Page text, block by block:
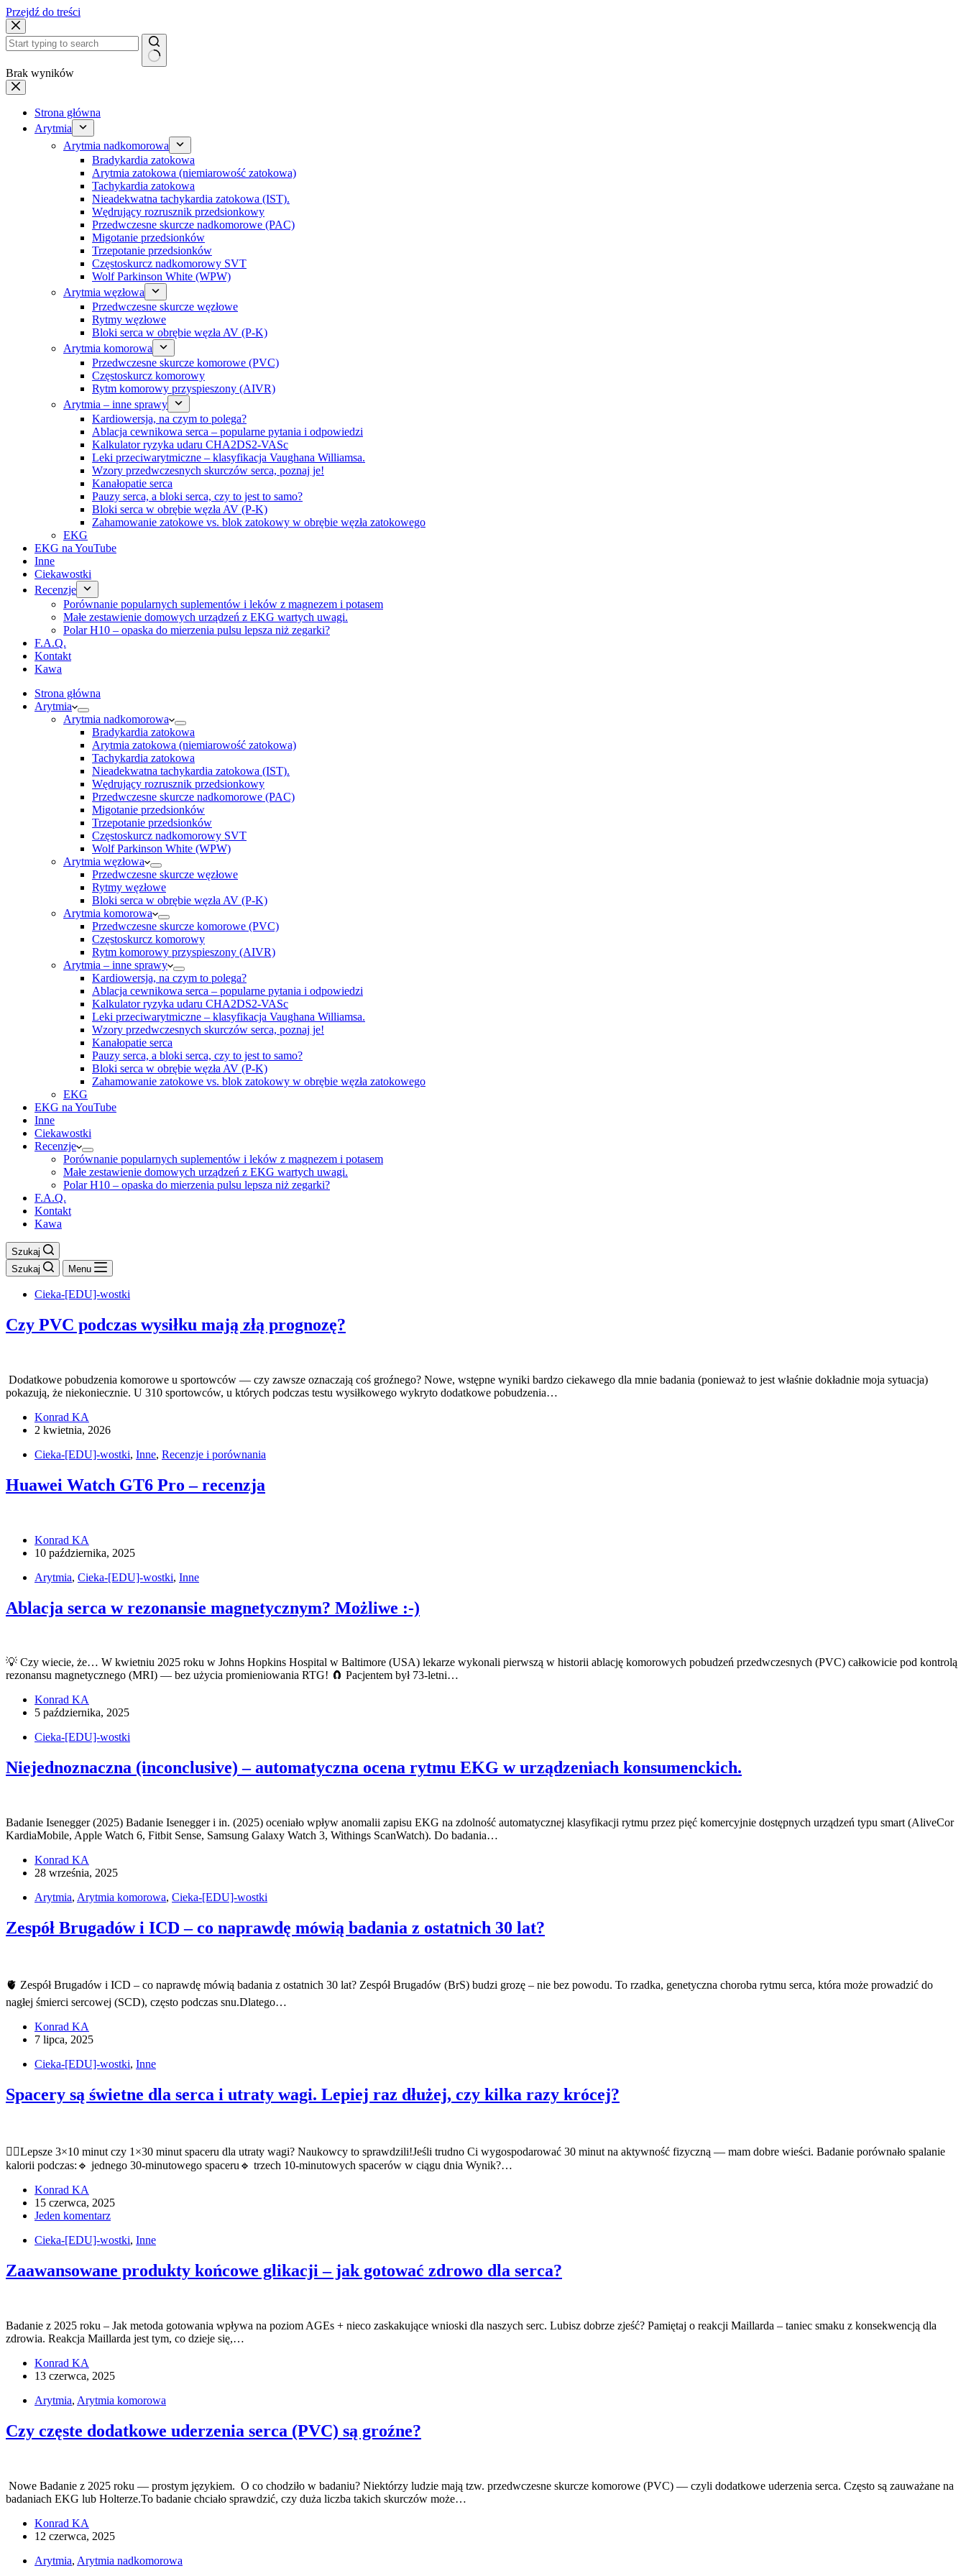
Przejdź do treści
Brak wyników
Strona główna
Arytmia
Arytmia nadkomorowa
Bradykardia zatokowa
Arytmia zatokowa (niemiarowość zatokowa)
Tachykardia zatokowa
Nieadekwatna tachykardia zatokowa (IST).
Wędrujący rozrusznik przedsionkowy
Przedwczesne skurcze nadkomorowe (PAC)
Migotanie przedsionków
Trzepotanie przedsionków
Częstoskurcz nadkomorowy SVT
Wolf Parkinson White (WPW)
Arytmia węzłowa
Przedwczesne skurcze węzłowe
Rytmy węzłowe
Bloki serca w obrębie węzła AV (P-K)
Arytmia komorowa
Przedwczesne skurcze komorowe (PVC)
Częstoskurcz komorowy
Rytm komorowy przyspieszony (AIVR)
Arytmia – inne sprawy
Kardiowersja, na czym to polega?
Ablacja cewnikowa serca – popularne pytania i odpowiedzi
Kalkulator ryzyka udaru CHA2DS2-VASc
Leki przeciwarytmiczne – klasyfikacja Vaughana Williamsa.
Wzory przedwczesnych skurczów serca, poznaj je!
Kanałopatie serca
Pauzy serca, a bloki serca, czy to jest to samo?
Bloki serca w obrębie węzła AV (P-K)
Zahamowanie zatokowe vs. blok zatokowy w obrębie węzła zatokowego
EKG
EKG na YouTube
Inne
Ciekawostki
Recenzje
Porównanie popularnych suplementów i leków z magnezem i potasem
Małe zestawienie domowych urządzeń z EKG wartych uwagi.
Polar H10 – opaska do mierzenia pulsu lepsza niż zegarki?
F.A.Q.
Kontakt
Kawa
Strona główna
Arytmia
Arytmia nadkomorowa
Bradykardia zatokowa
Arytmia zatokowa (niemiarowość zatokowa)
Tachykardia zatokowa
Nieadekwatna tachykardia zatokowa (IST).
Wędrujący rozrusznik przedsionkowy
Przedwczesne skurcze nadkomorowe (PAC)
Migotanie przedsionków
Trzepotanie przedsionków
Częstoskurcz nadkomorowy SVT
Wolf Parkinson White (WPW)
Arytmia węzłowa
Przedwczesne skurcze węzłowe
Rytmy węzłowe
Bloki serca w obrębie węzła AV (P-K)
Arytmia komorowa
Przedwczesne skurcze komorowe (PVC)
Częstoskurcz komorowy
Rytm komorowy przyspieszony (AIVR)
Arytmia – inne sprawy
Kardiowersja, na czym to polega?
Ablacja cewnikowa serca – popularne pytania i odpowiedzi
Kalkulator ryzyka udaru CHA2DS2-VASc
Leki przeciwarytmiczne – klasyfikacja Vaughana Williamsa.
Wzory przedwczesnych skurczów serca, poznaj je!
Kanałopatie serca
Pauzy serca, a bloki serca, czy to jest to samo?
Bloki serca w obrębie węzła AV (P-K)
Zahamowanie zatokowe vs. blok zatokowy w obrębie węzła zatokowego
EKG
EKG na YouTube
Inne
Ciekawostki
Recenzje
Porównanie popularnych suplementów i leków z magnezem i potasem
Małe zestawienie domowych urządzeń z EKG wartych uwagi.
Polar H10 – opaska do mierzenia pulsu lepsza niż zegarki?
F.A.Q.
Kontakt
Kawa
Szukaj
Szukaj
Menu
Cieka-[EDU]-wostki
Czy PVC podczas wysiłku mają złą prognozę?
Dodatkowe pobudzenia komorowe u sportowców — czy zawsze oznaczają coś groźnego? Nowe, wstępne wyniki bardzo ciekawego dla mnie badania (ponieważ to jest właśnie dokładnie moja sytuacja)
pokazują, że niekoniecznie. U 310 sportowców, u których podczas testu wysiłkowego wykryto dodatkowe pobudzenia…
Konrad KA
2 kwietnia, 2026
Cieka-[EDU]-wostki, Inne, Recenzje i porównania
Huawei Watch GT6 Pro – recenzja
Konrad KA
10 października, 2025
Arytmia, Cieka-[EDU]-wostki, Inne
Ablacja serca w rezonansie magnetycznym? Możliwe :-)
💡 Czy wiecie, że… W kwietniu 2025 roku w Johns Hopkins Hospital w Baltimore (USA) lekarze wykonali pierwszą w historii ablację komorowych pobudzeń przedwczesnych (PVC) całkowicie pod kontrolą
rezonansu magnetycznego (MRI) — bez użycia promieniowania RTG! 🧲 Pacjentem był 73-letni…
Konrad KA
5 października, 2025
Cieka-[EDU]-wostki
Niejednoznaczna (inconclusive) – automatyczna ocena rytmu EKG w urządzeniach konsumenckich.
Badanie Isenegger (2025) Badanie Isenegger i in. (2025) oceniało wpływ anomalii zapisu EKG na zdolność automatycznej klasyfikacji rytmu przez pięć komercyjnie dostępnych urządzeń typu smart (AliveCor
KardiaMobile, Apple Watch 6, Fitbit Sense, Samsung Galaxy Watch 3, Withings ScanWatch). Do badania…
Konrad KA
28 września, 2025
Arytmia, Arytmia komorowa, Cieka-[EDU]-wostki
Zespół Brugadów i ICD – co naprawdę mówią badania z ostatnich 30 lat?
🫀 Zespół Brugadów i ICD – co naprawdę mówią badania z ostatnich 30 lat? Zespół Brugadów (BrS) budzi grozę – nie bez powodu. To rzadka, genetyczna choroba rytmu serca, która może prowadzić do
nagłej śmierci sercowej (SCD), często podczas snu.Dlatego…
Konrad KA
7 lipca, 2025
Cieka-[EDU]-wostki, Inne
Spacery są świetne dla serca i utraty wagi. Lepiej raz dłużej, czy kilka razy krócej?
🚶‍♂️Lepsze 3×10 minut czy 1×30 minut spaceru dla utraty wagi? Naukowcy to sprawdzili!Jeśli trudno Ci wygospodarować 30 minut na aktywność fizyczną — mam dobre wieści. Badanie porównało spalanie
kalorii podczas:🔹 jednego 30-minutowego spaceru🔹 trzech 10-minutowych spacerów w ciągu dnia Wynik?…
Konrad KA
15 czerwca, 2025
Jeden komentarz
Cieka-[EDU]-wostki, Inne
Zaawansowane produkty końcowe glikacji – jak gotować zdrowo dla serca?
Badanie z 2025 roku – Jak metoda gotowania wpływa na poziom AGEs + nieco zaskakujące wnioski dla naszych serc. Lubisz dobrze zjeść? Pamiętaj o reakcji Maillarda – taniec smaku z konsekwencją dla
zdrowia. Reakcja Maillarda jest tym, co dzieje się,…
Konrad KA
13 czerwca, 2025
Arytmia, Arytmia komorowa
Czy częste dodatkowe uderzenia serca (PVC) są groźne?
Nowe Badanie z 2025 roku — prostym językiem. O co chodziło w badaniu? Niektórzy ludzie mają tzw. przedwczesne skurcze komorowe (PVC) — czyli dodatkowe uderzenia serca. Często są zauważane na
badaniach EKG lub Holterze.To badanie chciało sprawdzić, czy duża liczba takich skurczów może…
Konrad KA
12 czerwca, 2025
Arytmia, Arytmia nadkomorowa